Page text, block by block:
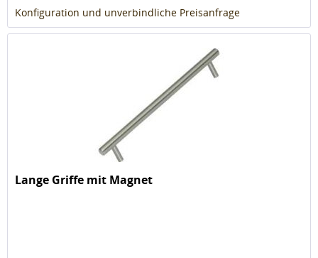
Konfiguration und unverbindliche Preisanfrage
Lange Griffe mit Magnet